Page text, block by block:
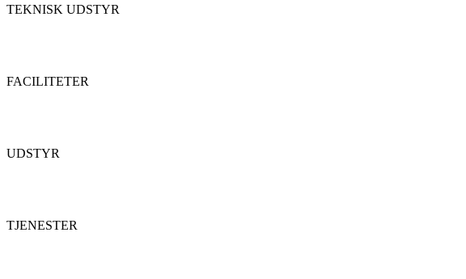
TEKNISK UDSTYR
FACILITETER
UDSTYR
TJENESTER